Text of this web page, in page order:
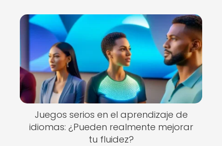
Juegos serios en el aprendizaje de
idiomas: ¿Pueden realmente mejorar
tu fluidez?